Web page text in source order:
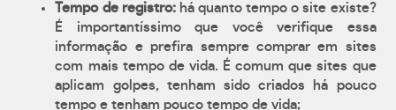
Tempo de registro:há quanto tempo o site existe?
É importantíssimo que você verifique essa
informação e prefira sempre comprar em sites
com mais tempo de vida. É comum que sites que
aplicam golpes, tenham sido criados há pouco
tempo e tenham pouco tempo de vida;